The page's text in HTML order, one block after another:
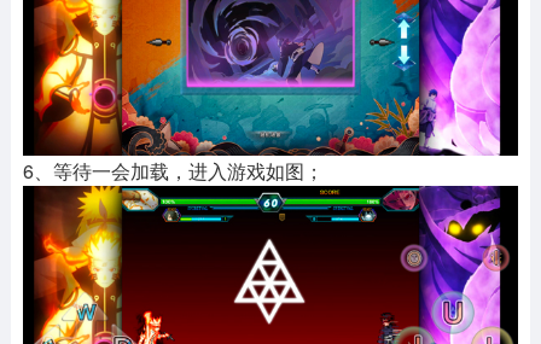
6、等待一会加载，进入游戏如图；